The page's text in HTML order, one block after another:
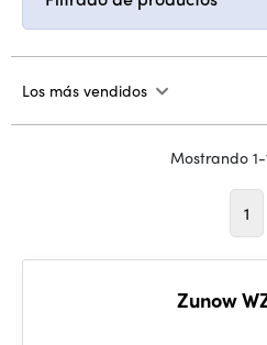
Los más vendidos
Mostrando 1-
1
Zunow